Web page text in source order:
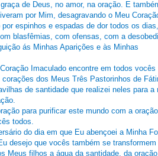
de Deus, no amor, na oração. E
por Mim, desagravando o Meu
espinhos e espadas de dor todos os
blasfêmias, com ofensas, com a
ás Minhas Aparições e às Minhas
Imaculado encontre em todos vocês
dos Meus Três Pastorinhos de
de santidade que realizei neles para a
para purificar este mundo com a
todos.
do dia em que Eu abençoei a Minha
desejo que vocês também se transformem
Meus filhos a água da santidade, da